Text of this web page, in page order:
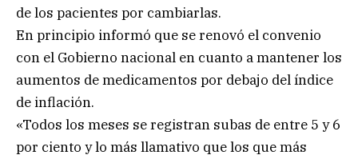
de los pacientes por cambiarlas.
En principio informó que se renovó el convenio
con el Gobierno nacional en cuanto a mantener los
aumentos de medicamentos por debajo del índice
de inflación.
«Todos los meses se registran subas de entre 5 y 6
por ciento y lo más llamativo que los que más